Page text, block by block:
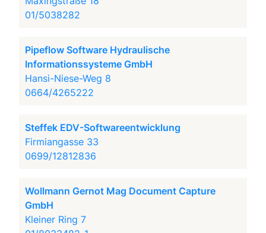
01/5038282
Pipeflow Software Hydraulische
Informationssysteme GmbH
Hansi-Niese-Weg 8
0664/4265222
Steffek EDV-Softwareentwicklung
Firmiangasse 33
0699/12812836
Wollmann Gernot Mag Document Capture
GmbH
Kleiner Ring 7